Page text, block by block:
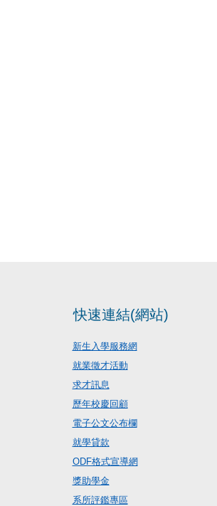
快速連結(網站)
新生入學服務網
就業徵才活動
求才訊息
歷年校慶回顧
電子公文公布欄
就學貸款
ODF格式宣導網
獎助學金
系所評鑑專區